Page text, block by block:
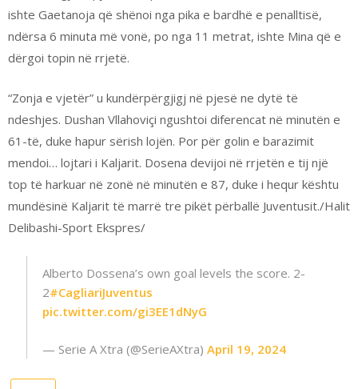
ishte Gaetanoja që shënoi nga pika e bardhë e penalltisë,
ndërsa 6 minuta më vonë, po nga 11 metrat, ishte Mina që e
dërgoi topin në rrjetë.
“Zonja e vjetër” u kundërpërgjigj në pjesë ne dytë të
ndeshjes. Dushan Vllahoviçi ngushtoi diferencat në minutën e
61-të, duke hapur sërish lojën. Por për golin e barazimit
mendoi… lojtari i Kaljarit. Dosena devijoi në rrjetën e tij një
top të harkuar në zonë në minutën e 87, duke i hequr kështu
mundësinë Kaljarit të marrë tre pikët përballë Juventusit./Halit
Delibashi-Sport Ekspres/
Alberto Dossena’s own goal levels the score. 2-
2#CagliariJuventus
pic.twitter.com/gi3EE1dNyG
— Serie A Xtra (@SerieAXtra) April 19, 2024